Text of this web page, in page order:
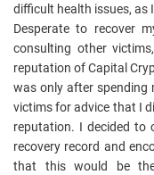
difficult health issues, as
Desperate to recover
consulting other
reputation of Capital
was only after spending
victims for advice that I
reputation. I decided to
recovery record and
that this would be